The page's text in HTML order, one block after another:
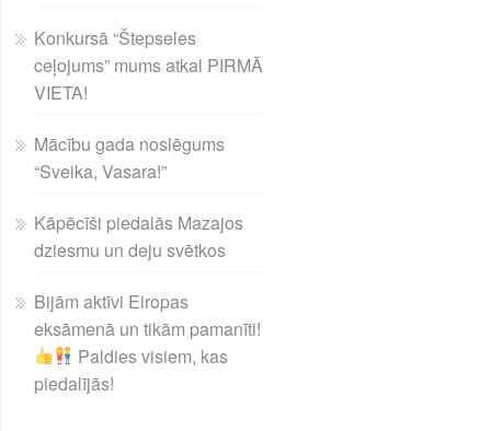
Konkursā “Štepseles
ceļojums” mums atkal PIRMĀ
VIETA!
Mācību gada noslēgums
“Sveika, Vasara!”
Kāpēcīši piedalās Mazajos
dziesmu un deju svētkos
Bijām aktīvi Eiropas
eksāmenā un tikām pamanīti!
Paldies visiem, kas
piedalījās!